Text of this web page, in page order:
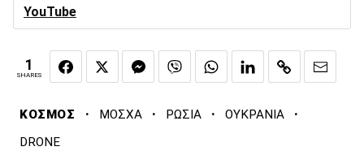
YouTube
1
SHARES
ΚΟΣΜΟΣ · ΜΟΣΧΑ · ΡΩΣΙΑ · ΟΥΚΡΑΝΙΑ ·
DRONE